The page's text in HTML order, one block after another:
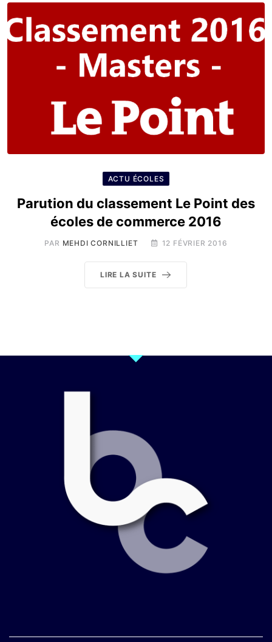
ACTU ÉCOLES
Parution du classement Le Point des
écoles de commerce 2016
PAR MEHDI CORNILLIET 12 FÉVRIER 2016
LIRE LA SUITE